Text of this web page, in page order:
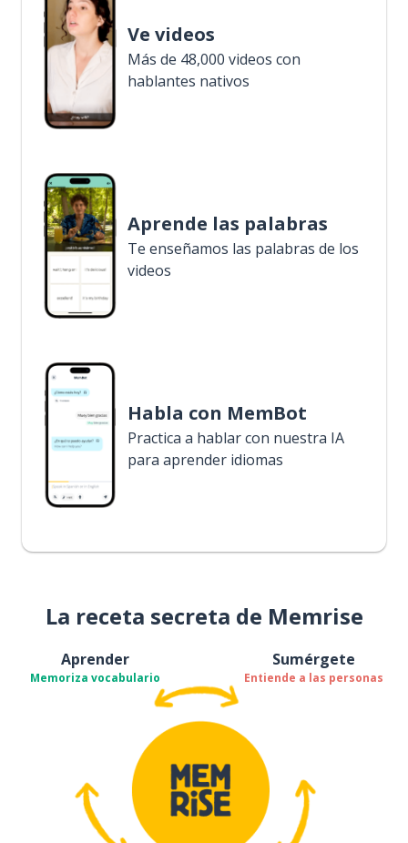
Ve videos
Más de 48,000 videos con
hablantes nativos
Aprende las palabras
Te enseñamos las palabras de los
videos
Habla con MemBot
Practica a hablar con nuestra IA
para aprender idiomas
La receta secreta de Memrise
Aprender
Memoriza vocabulario
Sumérgete
Entiende a las personas